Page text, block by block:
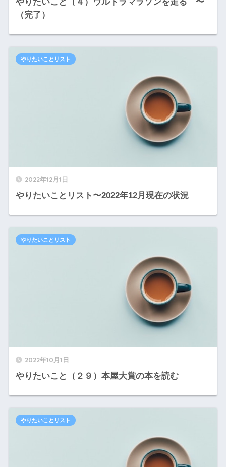
（完了）
2022年12月1日
やりたいことリスト〜2022年12月現在の状況
やりたいことリスト
2022年10月1日
やりたいこと（２９）本屋大賞の本を読む
やりたいことリスト
やりたいことリスト